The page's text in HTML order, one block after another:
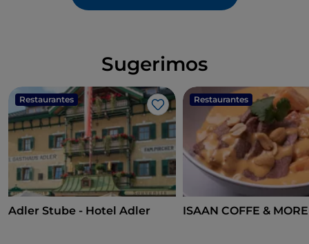
Sugerimos
Restaurantes
Me gusta
Adler Stube - Hotel Adler
Restaurantes
ISAAN COFFE & MORE